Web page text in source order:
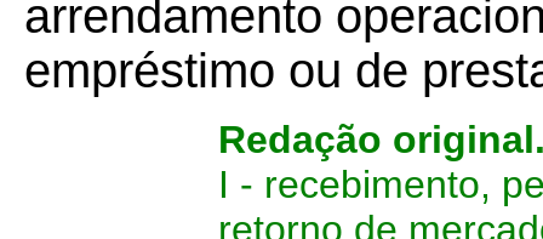
arrendamento
empréstimo ou de
Redação
I - recebimento,
retorno de